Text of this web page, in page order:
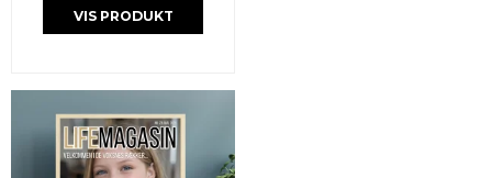
VIS PRODUKT